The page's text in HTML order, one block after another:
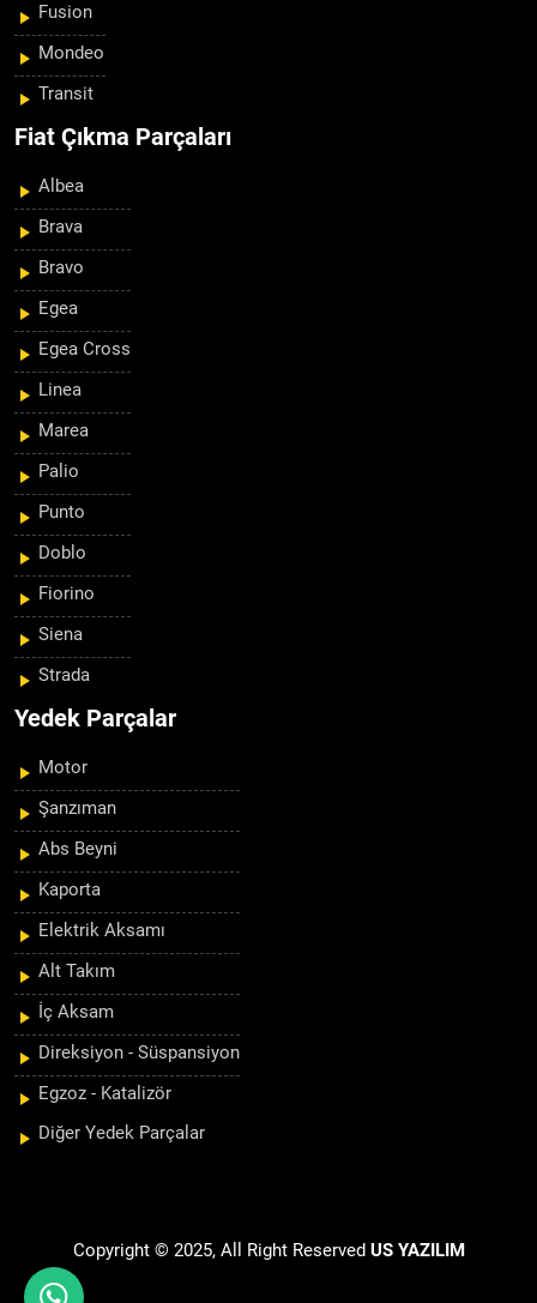
Fusion
Mondeo
Transit
Fiat Çıkma Parçaları
Albea
Brava
Bravo
Egea
Egea Cross
Linea
Marea
Palio
Punto
Doblo
Fiorino
Siena
Strada
Yedek Parçalar
Motor
Şanzıman
Abs Beyni
Kaporta
Elektrik Aksamı
Alt Takım
İç Aksam
Direksiyon - Süspansiyon
Egzoz - Katalizör
Diğer Yedek Parçalar
Copyright © 2025, All Right Reserved US YAZILIM